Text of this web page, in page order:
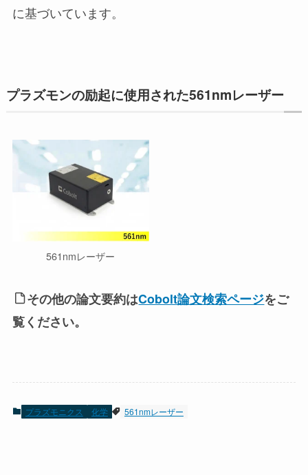
に基づいています。
プラズモンの励起に使用された561nmレーザー
561nmレーザー
その他の論文要約はCobolt論文検索ページをご
覧ください。
プラズモニクス 化学 561nmレーザー